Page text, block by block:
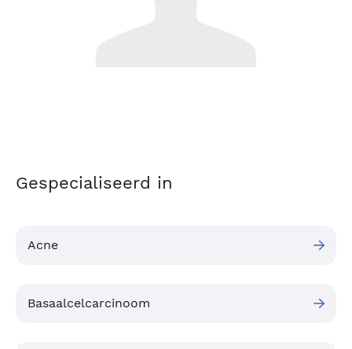
Gespecialiseerd in
Acne
Basaalcelcarcinoom